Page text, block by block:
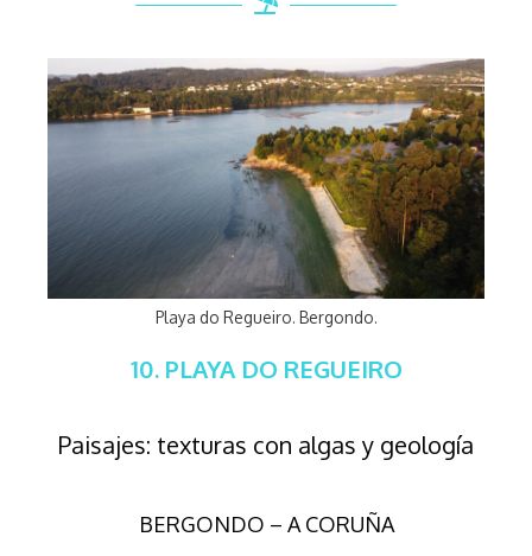
Playa do Regueiro. Bergondo.
10. PLAYA DO REGUEIRO
Paisajes: texturas con algas y geología
BERGONDO – A CORUÑA